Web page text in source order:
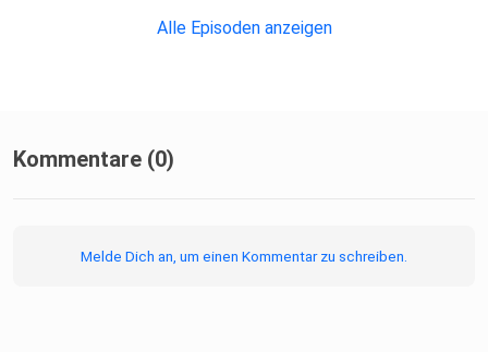
Alle Episoden anzeigen
Kommentare (0)
Melde Dich an, um einen Kommentar zu schreiben.